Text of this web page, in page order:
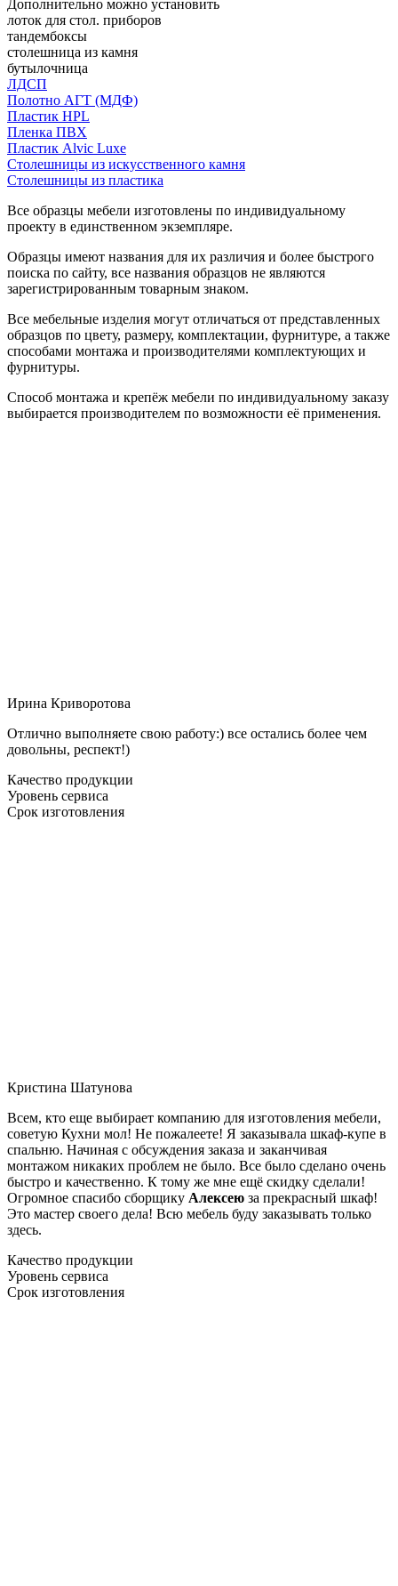
Дополнительно можно установить
лоток для стол. приборов
тандембоксы
столешница из камня
бутылочница
ЛДСП
Полотно АГТ (МДФ)
Пластик HPL
Пленка ПВХ
Пластик Alvic Luxe
Столешницы из искусственного камня
Столешницы из пластика
Все образцы мебели изготовлены по индивидуальному
проекту в единственном экземпляре.
Образцы имеют названия для их различия и более быстрого
поиска по сайту, все названия образцов не являются
зарегистрированным товарным знаком.
Все мебельные изделия могут отличаться от представленных
образцов по цвету, размеру, комплектации, фурнитуре, а также
способами монтажа и производителями комплектующих и
фурнитуры.
Способ монтажа и крепёж мебели по индивидуальному заказу
выбирается производителем по возможности её применения.
Ирина Криворотова
Отлично выполняете свою работу:) все остались более чем
довольны, респект!)
Качество продукции
Уровень сервиса
Срок изготовления
Кристина Шатунова
Всем, кто еще выбирает компанию для изготовления мебели,
советую Кухни мол! Не пожалеете! Я заказывала шкаф-купе в
спальню. Начиная с обсуждения заказа и заканчивая
монтажом никаких проблем не было. Все было сделано очень
быстро и качественно. К тому же мне ещё скидку сделали!
Огромное спасибо сборщику Алексею за прекрасный шкаф!
Это мастер своего дела! Всю мебель буду заказывать только
здесь.
Качество продукции
Уровень сервиса
Срок изготовления